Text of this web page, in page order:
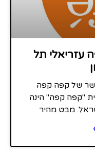
עזריאלי תל
של קפה קפה
"קפה קפה" הינה
מבט מהיר